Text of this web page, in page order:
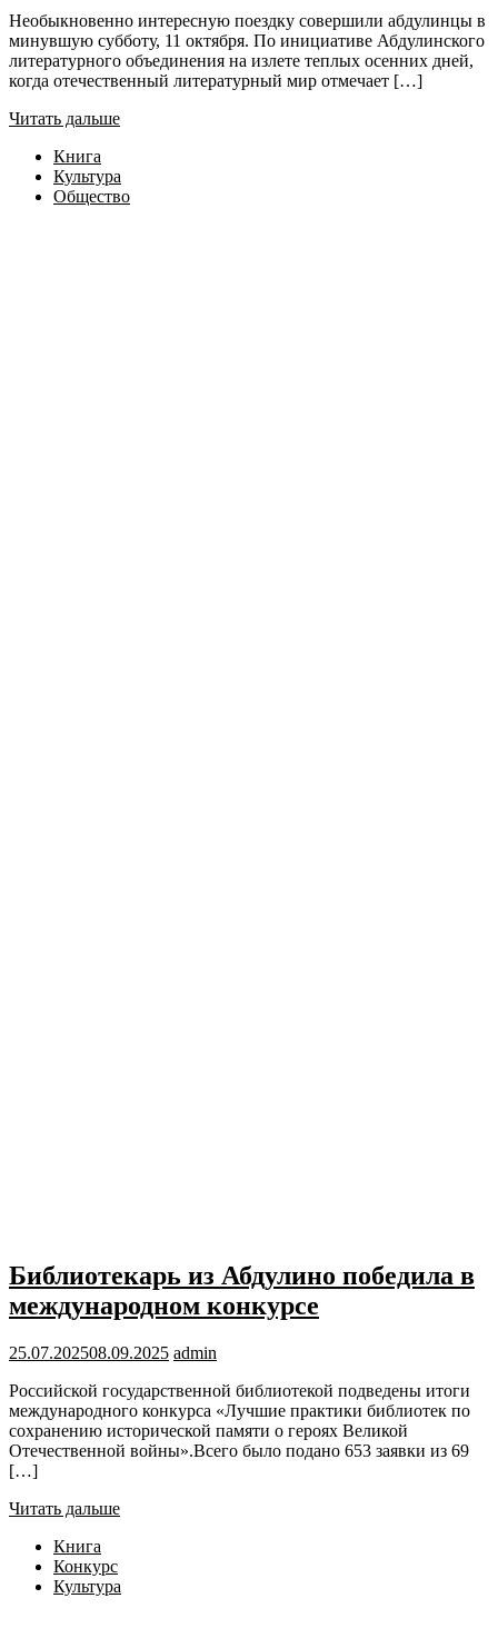
Необыкновенно интересную поездку совершили абдулинцы в
минувшую субботу, 11 октября. По инициативе Абдулинского
литературного объединения на излете теплых осенних дней,
когда отечественный литературный мир отмечает […]
Читать дальше
Книга
Культура
Общество
Библиотекарь из Абдулино победила в
международном конкурсе
25.07.202508.09.2025 admin
Российской государственной библиотекой подведены итоги
международного конкурса «Лучшие практики библиотек по
сохранению исторической памяти о героях Великой
Отечественной войны».Всего было подано 653 заявки из 69
[…]
Читать дальше
Книга
Конкурс
Культура